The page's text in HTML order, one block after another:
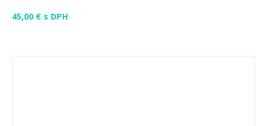
45,00 € s DPH